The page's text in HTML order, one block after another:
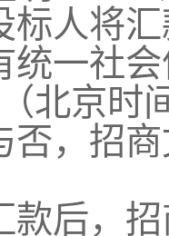
标人将
统一社
（北京
否，招
款后，